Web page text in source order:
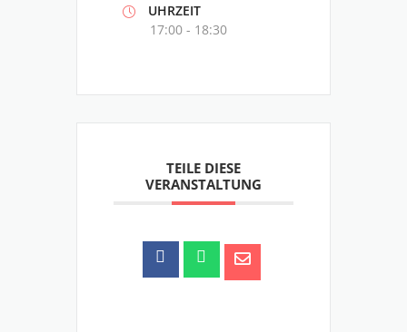
UHRZEIT
17:00 - 18:30
TEILE DIESE
VERANSTALTUNG